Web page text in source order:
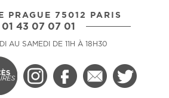
PRAGUE 75012 PARIS
01 43 07 07 01
AU SAMEDI DE 11H À 18H30